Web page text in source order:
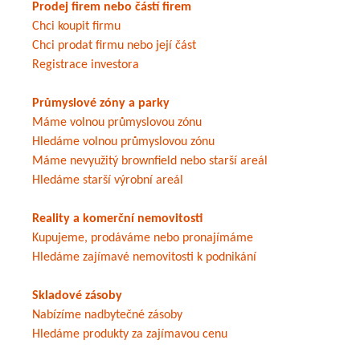
Prodej firem nebo částí firem
Chci koupit firmu
Chci prodat firmu nebo její část
Registrace investora
Průmyslové zóny a parky
Máme volnou průmyslovou zónu
Hledáme volnou průmyslovou zónu
Máme nevyužitý brownfield nebo starší areál
Hledáme starší výrobní areál
Reality a komerční nemovitosti
Kupujeme, prodáváme nebo pronajímáme
Hledáme zajímavé nemovitosti k podnikání
Skladové zásoby
Nabízíme nadbytečné zásoby
Hledáme produkty za zajímavou cenu